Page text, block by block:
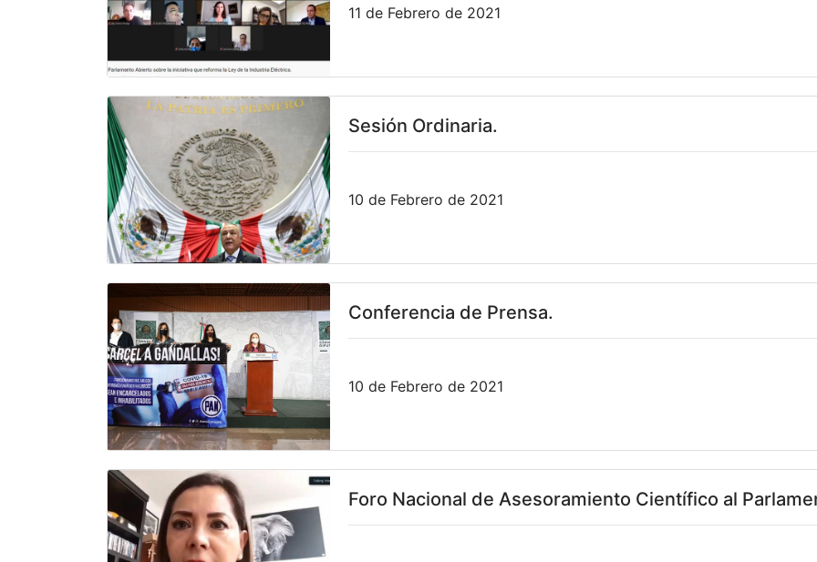
11 de Febrero de 2021
Sesión Ordinaria.
10 de Febrero de 2021
Conferencia de Prensa.
10 de Febrero de 2021
Foro Nacional de Asesoramiento Científico al